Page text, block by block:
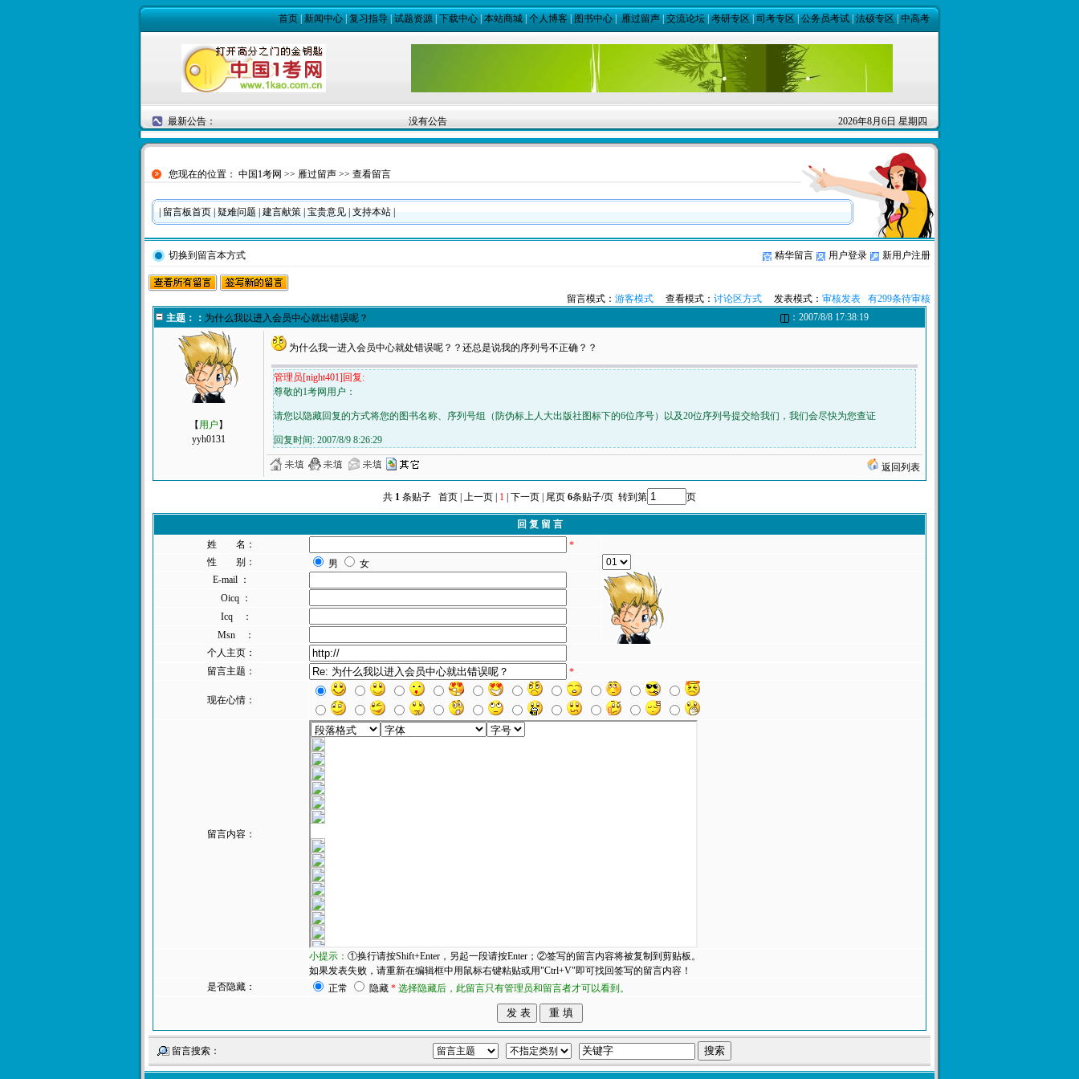
首页|新闻中心|复习指导|试题资源|下载中心|本站商城|个人博客|图书中心|雁过留声|交流论坛|考研专区|司考专区|公务员考试|法硕专区|中高考
最新公告： 没有公告 2026年8月6日 星期四
您现在的位置： 中国1考网 >> 雁过留声 >> 查看留言
留言板首页 疑难问题 建言献策 宝贵意见 支持本站
切换到留言本方式 精华留言 用户登录 新用户注册
留言模式： 游客模式 查看模式： 讨论区方式 发表模式： 审核发表 有299条待审核
主题：： 为什么我以进入会员中心就出错误呢？ ：2007/8/8 17:38:19
【 用户 】
yyh0131
为什么我一进入会员中心就处错误呢？？还总是说我的序列号不正确？？
管理员[night401]回复:
尊敬的1考网用户：
请您以隐藏回复的方式将您的图书名称、序列号组（防伪标上人大出版社图标下的6位序号）以及20位序列号提交给我们，我们会尽快为您查证
回复时间: 2007/8/9 8:26:29
返回列表
共 1 条贴子 首页 | 上一页 | 1 | 下一页 | 尾页 6条贴子/页 转到第 页
回 复 留 言
姓 名：
*
性 别：
男
女
E-mail ：
Oicq ：
Icq ：
Msn ：
个人主页：
留言主题：
*
现在心情：
留言内容：
小提示： ①换行请按Shift+Enter，另起一段请按Enter；②签写的留言内容将被复制到剪贴板。
如果发表失败，请重新在编辑框中用鼠标右键粘贴或用"Ctrl+V"即可找回签写的留言内容！
是否隐藏：
正常 隐藏 * 选择隐藏后，此留言只有管理员和留言者才可以看到。
留言搜索：